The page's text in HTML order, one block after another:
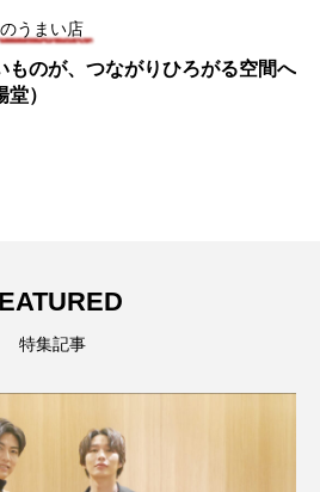
うまい店
ものが、つながりひろがる空間へ
）
特集記事